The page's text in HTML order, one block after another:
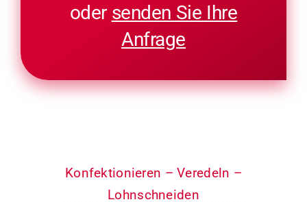
oder senden Sie Ihre
Anfrage
Konfektionieren – Veredeln –
Lohnschneiden